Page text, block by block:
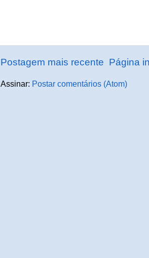
Postagem mais recente Página
Assinar: Postar comentários (Atom)